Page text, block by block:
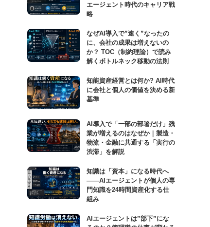
エージェント時代のキャリア戦
略
なぜAI導入で”速く”なったの
に、会社の成果は増えないの
か？ TOC（制約理論）で読み
解くボトルネック移動の法則
知能資産経営とは何か? AI時代
に会社と個人の価値を決める新
基準
AI導入で「一部の部署だけ」残
業が増えるのはなぜか｜製造・
物流・金融に共通する「実行の
渋滞」を解説
知識は「資本」になる時代へ
——AIエージェントが個人の専
門知識を24時間資産化する仕
組み
AIエージェントは”部下”にな